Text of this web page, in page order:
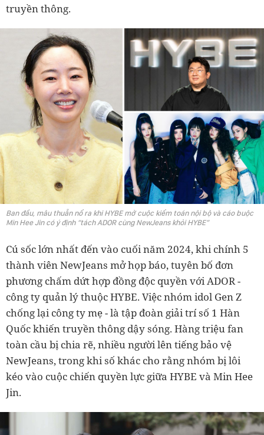
truyền thông.
Ban đầu, mâu thuẫn nổ ra khi HYBE mở cuộc kiểm toán nội bộ và cáo buộc
Min Hee Jin có ý định “tách ADOR cùng NewJeans khỏi HYBE”
Cú sốc lớn nhất đến vào cuối năm 2024, khi chính 5
thành viên NewJeans mở họp báo, tuyên bố đơn
phương chấm dứt hợp đồng độc quyền với ADOR -
công ty quản lý thuộc HYBE. Việc nhóm idol Gen Z
chống lại công ty mẹ - là tập đoàn giải trí số 1 Hàn
Quốc khiến truyền thông dậy sóng. Hàng triệu fan
toàn cầu bị chia rẽ, nhiều người lên tiếng bảo vệ
NewJeans, trong khi số khác cho rằng nhóm bị lôi
kéo vào cuộc chiến quyền lực giữa HYBE và Min Hee
Jin.